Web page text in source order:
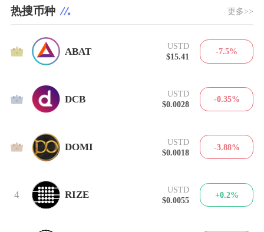
热搜币种 更多>>
1 ABAT
USTD
$15.41
-7.5%
2 DCB
USTD
$0.0028
-0.35%
3 DOMI
USTD
$0.0018
-3.88%
4 RIZE
USTD
$0.0055
+0.2%